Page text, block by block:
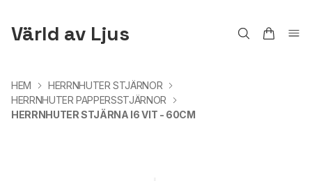
Värld av Ljus
HEM
HERRNHUTER STJÄRNOR
HERRNHUTER PAPPERSSTJÄRNOR
HERRNHUTER STJÄRNA I6 VIT - 60CM